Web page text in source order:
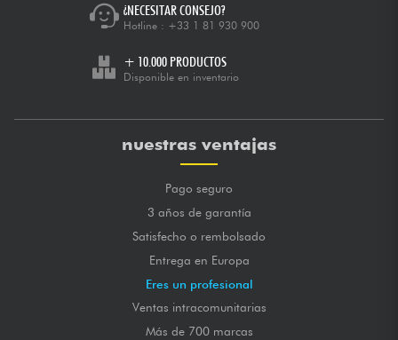
¿NECESITAR CONSEJO?
Hotline : +33 1 81 930 900
+ 10.000 PRODUCTOS
Disponible en inventario
nuestras ventajas
Pago seguro
3 años de garantía
Satisfecho o rembolsado
Entrega en Europa
Eres un profesional
Ventas intracomunitarias
Más de 700 marcas